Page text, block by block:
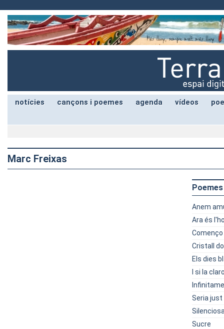
notícies cançons i poemes agenda vídeos
Marc Freixas
Poemes
Anem
Ara és
Cristall
Els dies
I si la
Seria
Sucre